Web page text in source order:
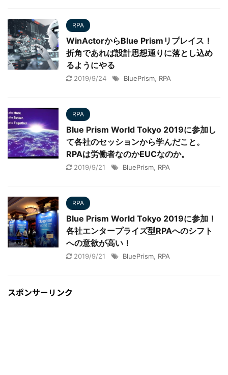
RPA
WinActorからBlue Prismリプレイス！
折角であれば設計思想通りに落とし込め
るようにやる
2019/9/24 BluePrism RPA
RPA
Blue Prism World Tokyo 2019に参加し
て各社のセッションから学んだこと。
RPAは労働者なのかEUCなのか。
2019/9/21 BluePrism RPA
RPA
Blue Prism World Tokyo 2019に参加！
各社エンタープライズ型RPAへのシフト
への意欲が高い！
2019/9/21 BluePrism RPA
スポンサーリンク